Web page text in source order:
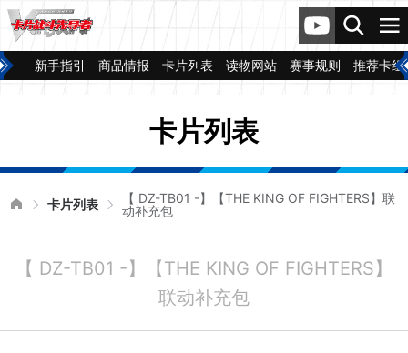
新手指引 商品情报 卡片列表 读物网站 赛事规则 推荐卡组
卡片列表
卡片列表
【 DZ-TB01 -】【THE KING OF FIGHTERS】联
动补充包
【 DZ-TB01 -】【THE KING OF FIGHTERS】
联动补充包